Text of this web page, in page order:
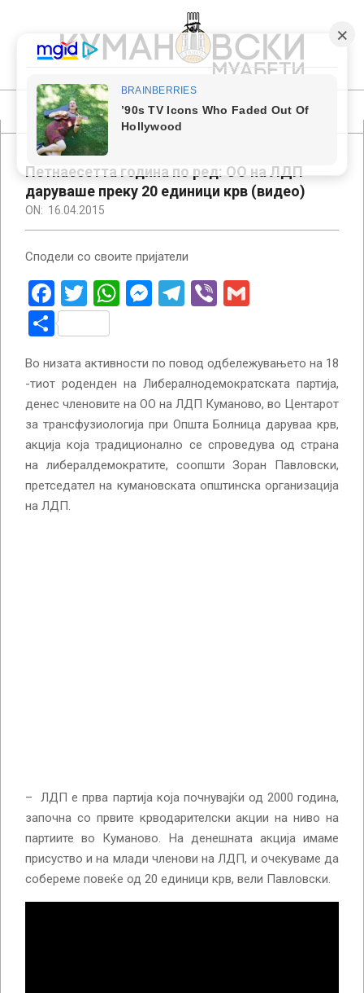
content
КУМАНОВСКИ
МУАБЕТИ
Primary
Navigation
MenuПетнаесетта година по ред: ОО на ЛДП
даруваше преку 20 единици крв (видео)
ON: 16.04.2015
Сподели со своите пријатели
Facebook
Twitter
WhatsApp
Messenger
Telegram
Viber
Share
Во низата активности по повод одбележувањето на 18
-тиот роденден на Либералнодемократската партија,
денес членовите на ОО на ЛДП Куманово, во Центарот
за трансфузиологија при Општа Болница даруваа крв,
акција која традиционално се спроведува од страна
на либералдемократите, соопшти Зоран Павловски,
претседател на кумановската општинска организација
на ЛДП.
– ЛДП е прва партија која почнувајќи од 2000 година,
започна со првите крводарителски акции на ниво на
партиите во Куманово. На денешната акција имаме
присуство и на млади членови на ЛДП, и очекуваме да
собереме повеќе од 20 единици крв, вели Павловски.